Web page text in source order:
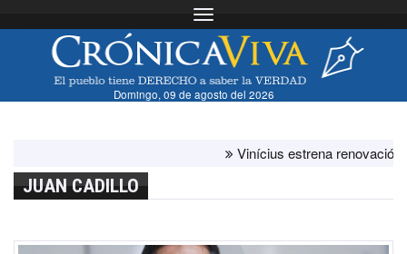
Toggle navigation
Domingo, 09 de agosto del 2026
Vinícius estrena renovación con
JUAN CADILLO